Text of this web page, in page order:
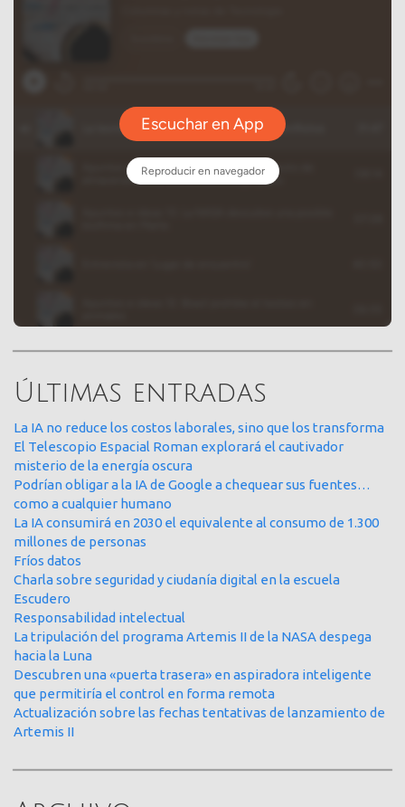
Últimas entradas
La IA no reduce los costos laborales, sino que los transforma
El Telescopio Espacial Roman explorará el cautivador
misterio de la energía oscura
Podrían obligar a la IA de Google a chequear sus fuentes…
como a cualquier humano
La IA consumirá en 2030 el equivalente al consumo de 1.300
millones de personas
Fríos datos
Charla sobre seguridad y ciudanía digital en la escuela
Escudero
Responsabilidad intelectual
La tripulación del programa Artemis II de la NASA despega
hacia la Luna
Descubren una «puerta trasera» en aspiradora inteligente
que permitiría el control en forma remota
Actualización sobre las fechas tentativas de lanzamiento de
Artemis II